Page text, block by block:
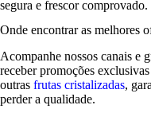
segura e frescor comprovado.
Onde encontrar as melhores
Acompanhe nossos canais e
receber promoções
outras frutas cristalizadas,
perder a qualidade.